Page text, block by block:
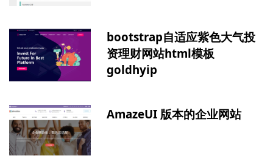
bootstrap自适应紫色大气投
资理财网站html模板
goldhyip
AmazeUI 版本的企业网站